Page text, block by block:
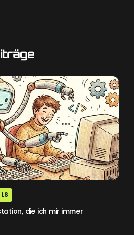
die ich mir immer